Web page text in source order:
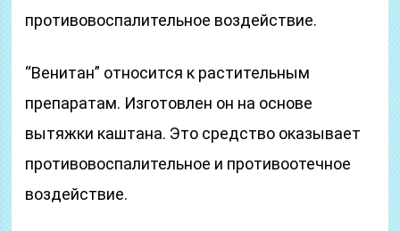
противовоспалительное воздействие.
“Венитан” относится к растительным
препаратам. Изготовлен он на основе
вытяжки каштана. Это средство оказывает
противовоспалительное и противоотечное
воздействие.